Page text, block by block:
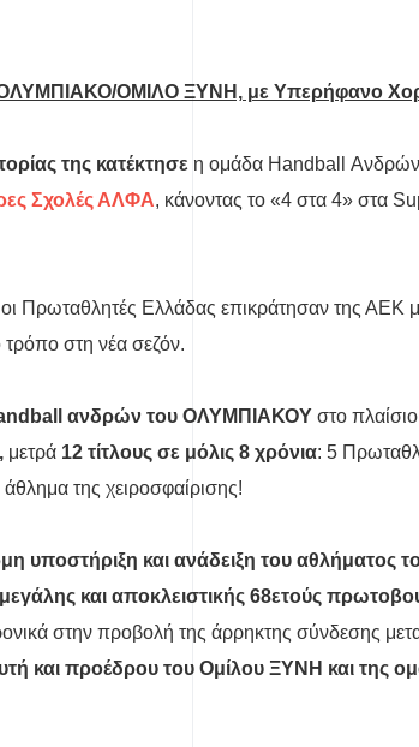
ΟΛΥΜΠΙΑΚΟ/ΟΜΙΛΟ ΞΥΝΗ, με Υπερήφανο
της κατέκτησε η ομάδα Handball Ανδρών
Σχολές ΑΛΦΑ, κάνοντας το «4 στα 4» στα
Πρωταθλητές Ελλάδας επικράτησαν της ΑΕΚ
τρόπο στη νέα σεζόν.
ανδρών του ΟΛΥΜΠΙΑΚΟΥ στο
, μετρά 12 τίτλους σε μόλις 8 χρόνια: 5
της χειροσφαίρισης!
υποστήριξη και ανάδειξη του αθλήματος
μεγάλης και αποκλειστικής 68ετούς
στην προβολή της άρρηκτης σύνδεσης
και προέδρου του Ομίλου ΞΥΝΗ και της